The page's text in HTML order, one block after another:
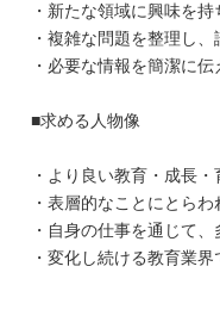
・新たな領域に興味を
・複雑な問題を整理し
・必要な情報を簡潔に
■求める人物像
・より良い教育・成長
・表層的なことにとら
・自身の仕事を通じて
・変化し続ける教育業